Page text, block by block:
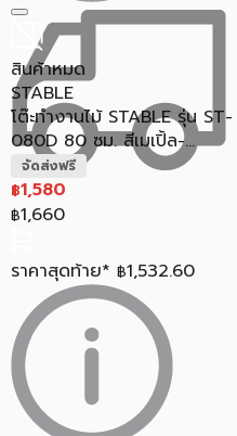
สินค้าหมด
STABLE
โต๊ะทำงานไม้ STABLE รุ่น ST-
080D 80 ซม. สีเมเปิ้ล-...
จัดส่งฟรี
฿1,580
฿1,660
ราคาสุดท้าย* ฿1,532.60